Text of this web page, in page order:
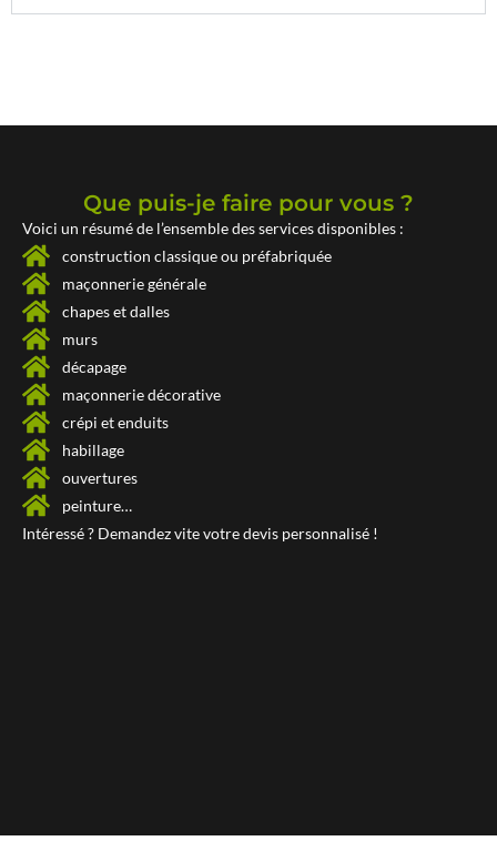
Que puis-je faire pour vous ?
Voici un résumé de l’ensemble des services disponibles :
construction classique ou préfabriquée
maçonnerie générale
chapes et dalles
murs
décapage
maçonnerie décorative
crépi et enduits
habillage
ouvertures
peinture…
Intéressé ? Demandez vite votredevis personnalisé !